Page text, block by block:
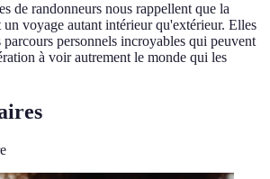
de randonneurs nous rappellent que la
un voyage autant intérieur qu'extérieur. Elles
parcours personnels incroyables qui peuvent
à voir autrement le monde qui les